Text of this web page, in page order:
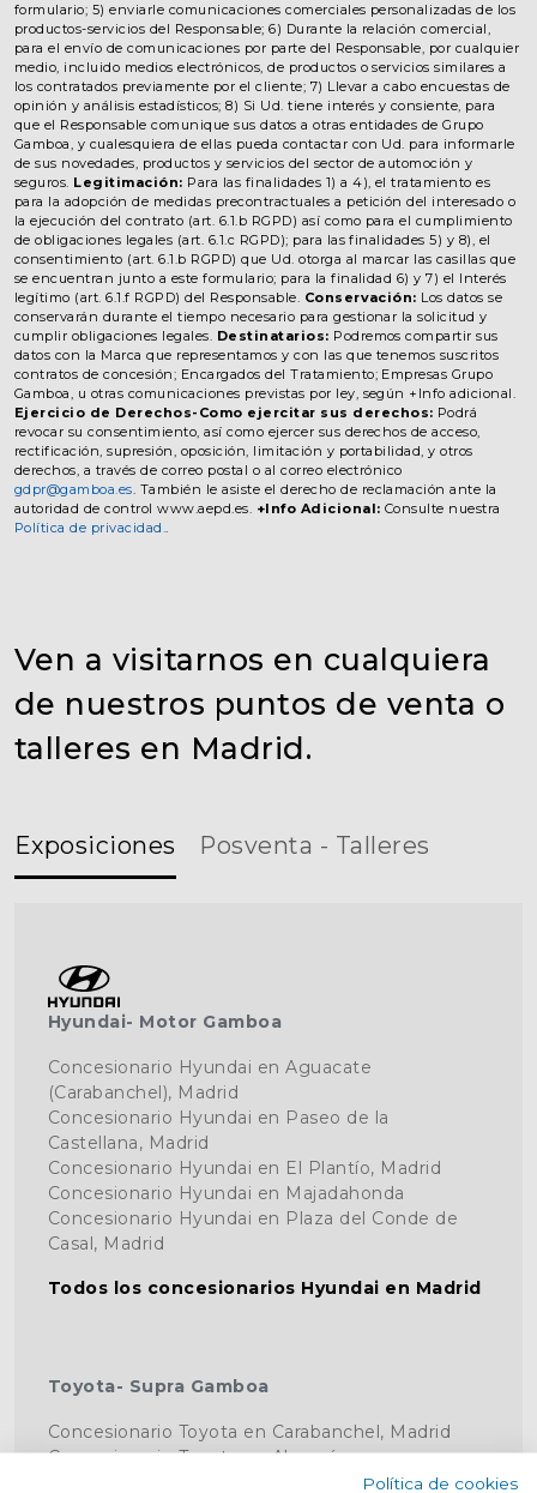
formulario; 5) enviarle comunicaciones comerciales personalizadas de los
productos-servicios del Responsable; 6) Durante la relación comercial,
para el envío de comunicaciones por parte del Responsable, por cualquier
medio, incluido medios electrónicos, de productos o servicios similares a
los contratados previamente por el cliente; 7) Llevar a cabo encuestas de
opinión y análisis estadísticos; 8) Si Ud. tiene interés y consiente, para
que el Responsable comunique sus datos a otras entidades de Grupo
Gamboa, y cualesquiera de ellas pueda contactar con Ud. para informarle
de sus novedades, productos y servicios del sector de automoción y
seguros. Legitimación: Para las finalidades 1) a 4), el tratamiento es
para la adopción de medidas precontractuales a petición del interesado o
la ejecución del contrato (art. 6.1.b RGPD) así como para el cumplimiento
de obligaciones legales (art. 6.1.c RGPD); para las finalidades 5) y 8), el
consentimiento (art. 6.1.b RGPD) que Ud. otorga al marcar las casillas que
se encuentran junto a este formulario; para la finalidad 6) y 7) el Interés
legítimo (art. 6.1.f RGPD) del Responsable. Conservación: Los datos se
conservarán durante el tiempo necesario para gestionar la solicitud y
cumplir obligaciones legales. Destinatarios: Podremos compartir sus
datos con la Marca que representamos y con las que tenemos suscritos
contratos de concesión; Encargados del Tratamiento; Empresas Grupo
Gamboa, u otras comunicaciones previstas por ley, según +Info adicional.
Ejercicio de Derechos-Como ejercitar sus derechos: Podrá
revocar su consentimiento, así como ejercer sus derechos de acceso,
rectificación, supresión, oposición, limitación y portabilidad, y otros
derechos, a través de correo postal o al correo electrónico
gdpr@gamboa.es. También le asiste el derecho de reclamación ante la
autoridad de control www.aepd.es. +Info Adicional: Consulte nuestra
Política de privacidad..
Ven a visitarnos en cualquiera
de nuestros puntos de venta o
talleres en Madrid.
Exposiciones Posventa - Talleres
Hyundai- Motor Gamboa
Concesionario Hyundai en Aguacate
(Carabanchel), Madrid
Concesionario Hyundai en Paseo de la
Castellana, Madrid
Concesionario Hyundai en El Plantío, Madrid
Concesionario Hyundai en Majadahonda
Concesionario Hyundai en Plaza del Conde de
Casal, Madrid
Todos los concesionarios Hyundai en Madrid
Toyota- Supra Gamboa
Concesionario Toyota en Carabanchel, Madrid
Concesionario Toyota en Alcorcón
Política de cookies